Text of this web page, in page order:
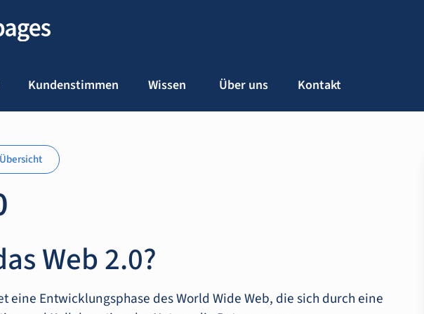
Kundenstimmen Wissen Über uns Kontakt
Web 2.0?
eine Entwicklungsphase des World Wide Web, die sich durch eine